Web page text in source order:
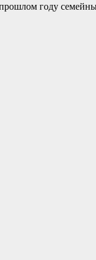
году